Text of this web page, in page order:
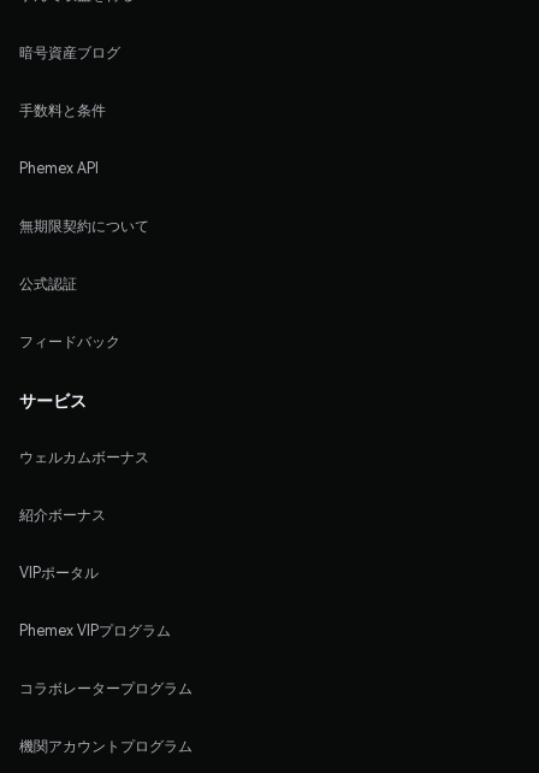
暗号資産ブログ
手数料と条件
Phemex API
無期限契約について
公式認証
フィードバック
サービス
ウェルカムボーナス
紹介ボーナス
VIPポータル
Phemex VIPプログラム
コラボレータープログラム
機関アカウントプログラム